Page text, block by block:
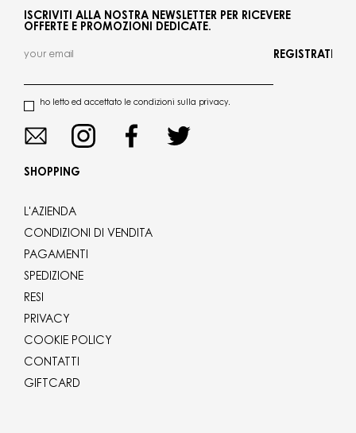
ISCRIVITI ALLA NOSTRA NEWSLETTER PER RICEVERE
OFFERTE E PROMOZIONI DEDICATE.
ho letto ed accettato le condizioni sulla privacy.
REGISTRATI
SHOPPING
L'AZIENDA
CONDIZIONI DI VENDITA
PAGAMENTI
SPEDIZIONE
RESI
PRIVACY
COOKIE POLICY
CONTATTI
GIFTCARD